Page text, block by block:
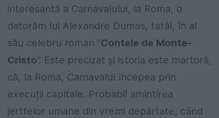
interesantă a Carnavalului, la Roma, o
datorăm lui Alexandre Dumas, tatăl, în al
său celebru roman ”Contele de Monte-
Cristo”. Este precizat și istoria este martoră,
că, la Roma, Carnavalul începea prin
execuții capitale. Probabil amintirea
jertfelor umane din vremi depărtate, când